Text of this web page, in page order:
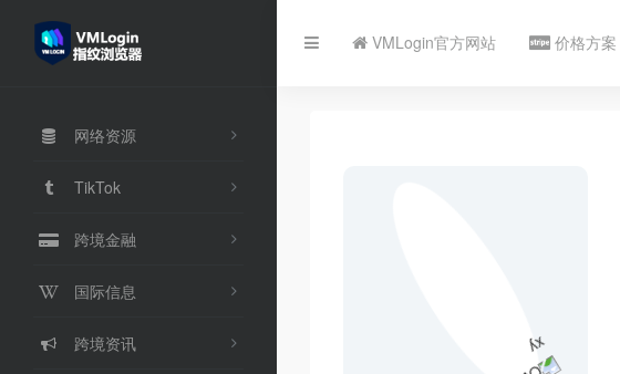
网络资源
TikTok
跨境金融
国际信息
跨境资讯
VMLogin官方网站 价格方案